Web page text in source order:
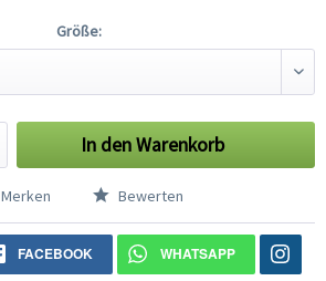
Größe:
In denWarenkorb
Merken Bewerten
FACEBOOK WHATSAPP